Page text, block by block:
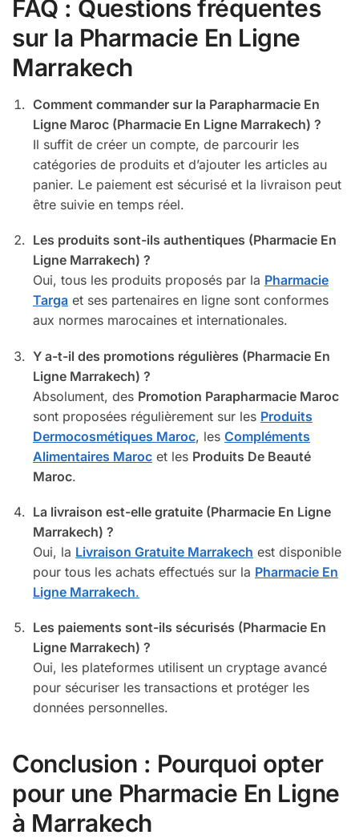
FAQ : Questions fréquentes
sur la Pharmacie En Ligne
Marrakech
Comment commander sur la Parapharmacie En
Ligne Maroc (Pharmacie En Ligne Marrakech) ?
Il suffit de créer un compte, de parcourir les
catégories de produits et d’ajouter les articles au
panier. Le paiement est sécurisé et la livraison peut
être suivie en temps réel.
Les produits sont-ils authentiques (Pharmacie En
Ligne Marrakech) ?
Oui, tous les produits proposés par la Pharmacie
Targa et ses partenaires en ligne sont conformes
aux normes marocaines et internationales.
Y a-t-il des promotions régulières (Pharmacie En
Ligne Marrakech) ?
Absolument, des Promotion Parapharmacie Maroc
sont proposées régulièrement sur les Produits
Dermocosmétiques Maroc, les Compléments
Alimentaires Maroc et les Produits De Beauté
Maroc.
La livraison est-elle gratuite (Pharmacie En Ligne
Marrakech) ?
Oui, la Livraison Gratuite Marrakech est disponible
pour tous les achats effectués sur la Pharmacie En
Ligne Marrakech.
Les paiements sont-ils sécurisés (Pharmacie En
Ligne Marrakech) ?
Oui, les plateformes utilisent un cryptage avancé
pour sécuriser les transactions et protéger les
données personnelles.
Conclusion : Pourquoi opter
pour une Pharmacie En Ligne
à Marrakech